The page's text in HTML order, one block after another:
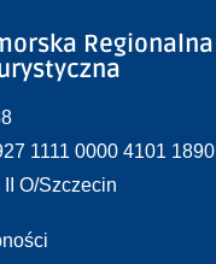
Regionalna
1111 0000 4101 1890
O/Szczecin